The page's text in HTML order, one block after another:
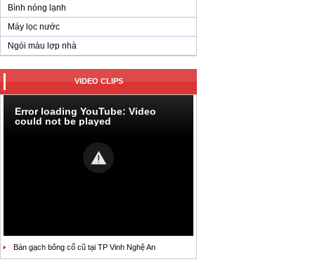
Bình nóng lạnh
Máy lọc nước
Ngói màu lợp nhà
VIDEO CLIPS
Error loading YouTube: Video
could not be played
Bán gạch bông cổ cũ tại TP Vinh Nghệ An